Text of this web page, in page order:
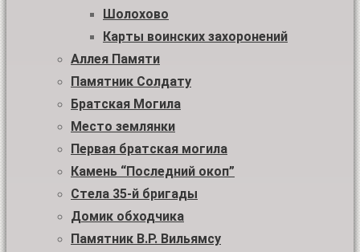
Шолохово
Карты воинских захоронений
Аллея Памяти
Памятник Солдату
Братская Могила
Место землянки
Первая братская могила
Камень “Последний окоп”
Стела 35-й бригады
Домик обходчика
Памятник В.Р. Вильямсу